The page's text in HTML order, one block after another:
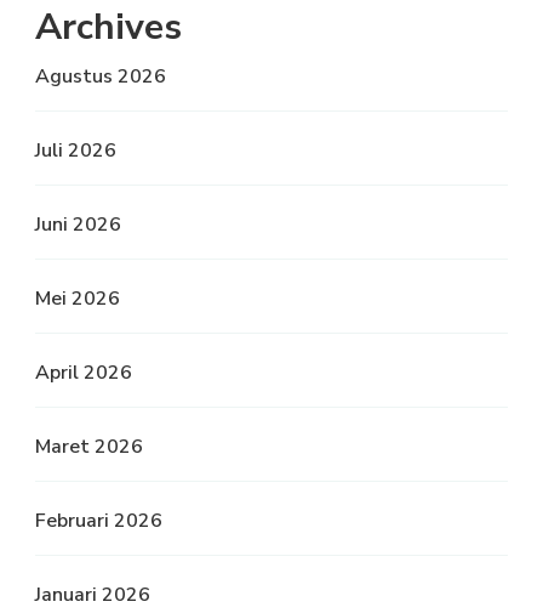
Archives
Agustus 2026
Juli 2026
Juni 2026
Mei 2026
April 2026
Maret 2026
Februari 2026
Januari 2026